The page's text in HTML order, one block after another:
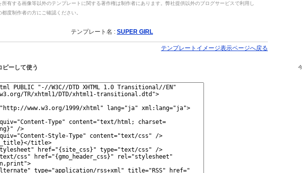
所有する画像等以外のテンプレートに関する著作権は制作者にあります。弊社提供以外のブログサービスで利用し
度制作者の方にご確認ください。
テンプレート名 : SUPER GIRL
テンプレートイメージ表示ページへ戻る
ピーして使う